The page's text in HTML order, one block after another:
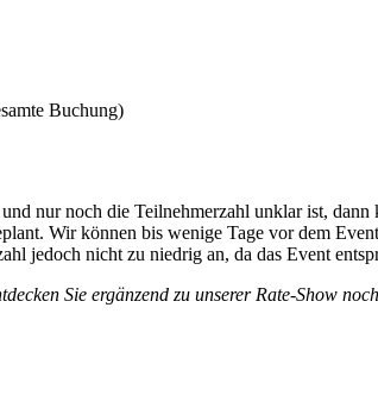
Buchung)
nur noch die Teilnehmerzahl unklar ist,
Wir können bis wenige Tage vor dem
jedoch nicht zu niedrig an, da das Event
Sie ergänzend zu unserer Rate-Show